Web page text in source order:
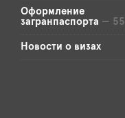
Оформление
загранпаспорта — 55
Новости о визах